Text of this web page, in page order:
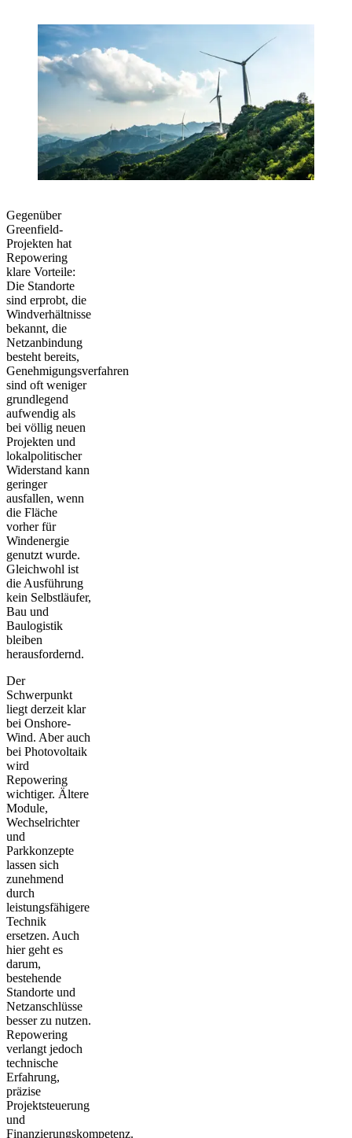
Gegenüber
Greenfield-
Projekten hat
Repowering
klare Vorteile:
Die Standorte
sind erprobt, die
Windverhältnisse
bekannt, die
Netzanbindung
besteht bereits,
Genehmigungsverfahren
sind oft weniger
grundlegend
aufwendig als
bei völlig neuen
Projekten und
lokalpolitischer
Widerstand kann
geringer
ausfallen, wenn
die Fläche
vorher für
Windenergie
genutzt wurde.
Gleichwohl ist
die Ausführung
kein Selbstläufer,
Bau und
Baulogistik
bleiben
herausfordernd.
Der
Schwerpunkt
liegt derzeit klar
bei Onshore-
Wind. Aber auch
bei Photovoltaik
wird
Repowering
wichtiger. Ältere
Module,
Wechselrichter
und
Parkkonzepte
lassen sich
zunehmend
durch
leistungsfähigere
Technik
ersetzen. Auch
hier geht es
darum,
bestehende
Standorte und
Netzanschlüsse
besser zu nutzen.
Repowering
verlangt jedoch
technische
Erfahrung,
präzise
Projektsteuerung
und
Finanzierungskompetenz.